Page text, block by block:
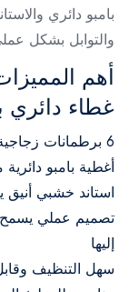
بامبو دائري
والتوابل بشكل
أهم
غطاء دائري
6 برطمانات زجاجية شفافة لحفظ أنواع مختلفة من التوابل
أغطية بامبو
استاند خشبي أنيق
تصميم عملي يسمح
إليها
سهل التنظيف